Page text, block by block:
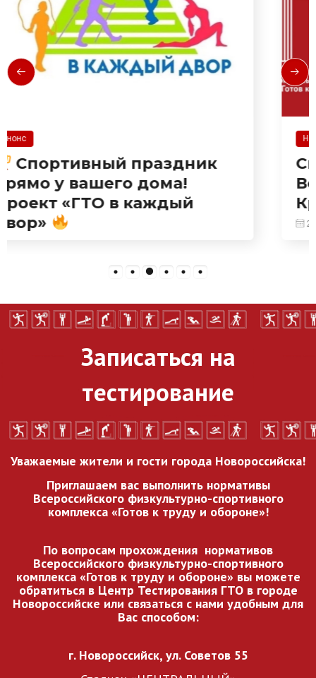
Спорт идет в твой двор!
Встречаемся на
Краснодарской!
Записаться на
тестирование
Уважаемые жители и гости города Новороссийска!
Приглашаем вас выполнить нормативы
Всероссийского физкультурно-спортивного
комплекса «Готов к труду и обороне»!
По вопросам прохождения нормативов
Всероссийского физкультурно-спортивного
комплекса «Готов к труду и обороне» вы можете
обратиться в Центр Тестирования ГТО в городе
Новороссийске или связаться с нами удобным для
Вас способом:
г. Новороссийск, ул. Советов 55